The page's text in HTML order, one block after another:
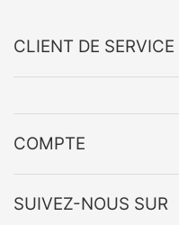
CLIENT DE SERVICE
COMPTE
SUIVEZ-NOUS SUR